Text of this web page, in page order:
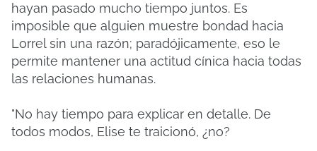
hayan pasado mucho tiempo juntos. Es
imposible que alguien muestre bondad hacia
Lorrel sin una razón; paradójicamente, eso le
permite mantener una actitud cínica hacia todas
las relaciones humanas.
"No hay tiempo para explicar en detalle. De
todos modos, Elise te traicionó, ¿no?